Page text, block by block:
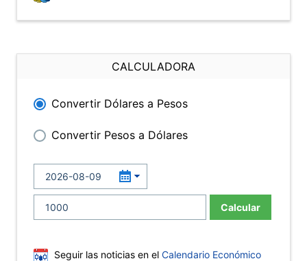
CALCULADORA
Convertir Dólares a Pesos
Convertir Pesos a Dólares
Calcular
Seguir las noticias en el Calendario Económico